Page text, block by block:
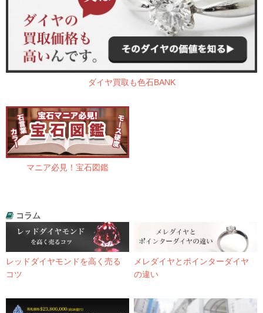
ダイヤ買取も色石BANK
マニア必見！宝石図鑑
コラム
レッドダイヤモンドを高く売る
コツ
メレダイヤとポインターダイヤ
の違い